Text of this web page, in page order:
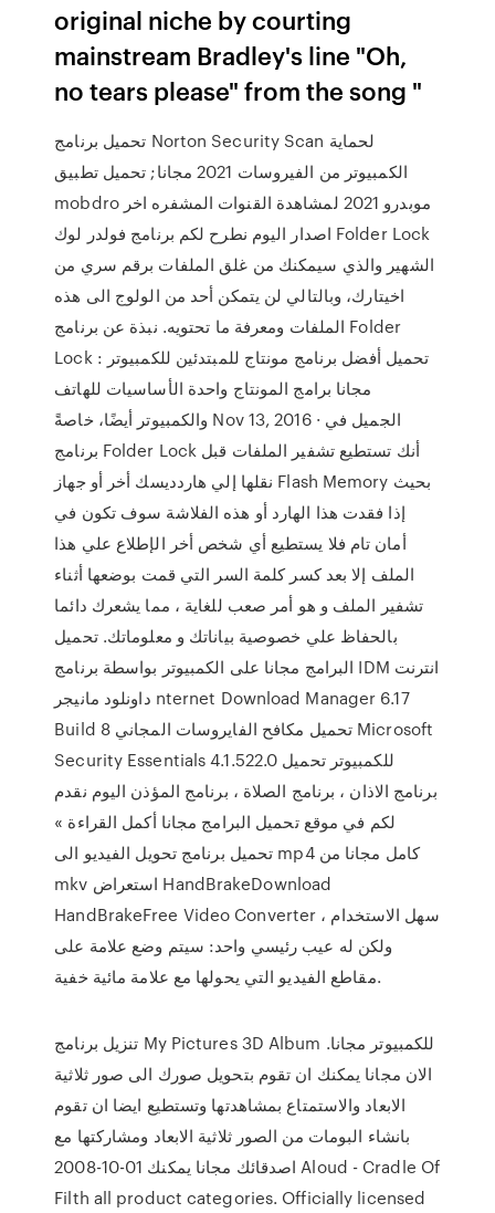
original niche by courting
mainstream Bradley's line "Oh,
no tears please" from the song "
تحميل برنامج Norton Security Scan لحماية
الكمبيوتر من الفيروسات 2021 مجانا; تحميل تطبيق
mobdro موبدرو 2021 لمشاهدة القنوات المشفره اخر
اصدار اليوم نطرح لكم برنامج فولدر لوك Folder Lock
الشهير والذي سيمكنك من غلق الملفات برقم سري من
اخيتارك، وبالتالي لن يتمكن أحد من الولوج الى هذه
الملفات ومعرفة ما تحتويه. نبذة عن برنامج Folder
Lock : تحميل أفضل برنامج مونتاج للمبتدئين للكمبيوتر
مجانا برامج المونتاج واحدة الأساسيات للهاتف
والكمبيوتر أيضًا، خاصةً Nov 13, 2016 · الجميل في
برنامج Folder Lock أنك تستطيع تشفير الملفات قبل
نقلها إلي هاردديسك أخر أو جهاز Flash Memory بحيث
إذا فقدت هذا الهارد أو هذه الفلاشة سوف تكون في
أمان تام فلا يستطيع أي شخص أخر الإطلاع علي هذا
الملف إلا بعد كسر كلمة السر التي قمت بوضعها أثناء
تشفير الملف و هو أمر صعب للغاية ، مما يشعرك دائما
بالحفاظ علي خصوصية بياناتك و معلوماتك. تحميل
البرامج مجانا على الكمبيوتر بواسطة برنامج IDM انترنت
داونلود مانيجر nternet Download Manager 6.17
Build 8 تحميل مكافح الفايروسات المجاني Microsoft
Security Essentials 4.1.522.0 للكمبيوتر تحميل
برنامج الاذان ، برنامج الصلاة ، برنامج المؤذن اليوم نقدم
لكم في موقع تحميل البرامج مجانا أكمل القراءة »
تحميل برنامج تحويل الفيديو الى mp4 كامل مجانا من
mkv استعراض HandBrakeDownload
HandBrakeFree Video Converter سهل الاستخدام ،
ولكن له عيب رئيسي واحد: سيتم وضع علامة على
مقاطع الفيديو التي يحولها مع علامة مائية خفية.
تنزيل برنامج My Pictures 3D Album للكمبيوتر مجانا.
الان مجانا يمكنك ان تقوم بتحويل صورك الى صور ثلاثية
الابعاد والاستمتاع بمشاهدتها وتستطيع ايضا ان تقوم
بانشاء البومات من الصور ثلاثية الابعاد ومشاركتها مع
اصدقائك مجانا يمكنك 01-10-2008 Aloud - Cradle Of
Filth all product categories. Officially licensed